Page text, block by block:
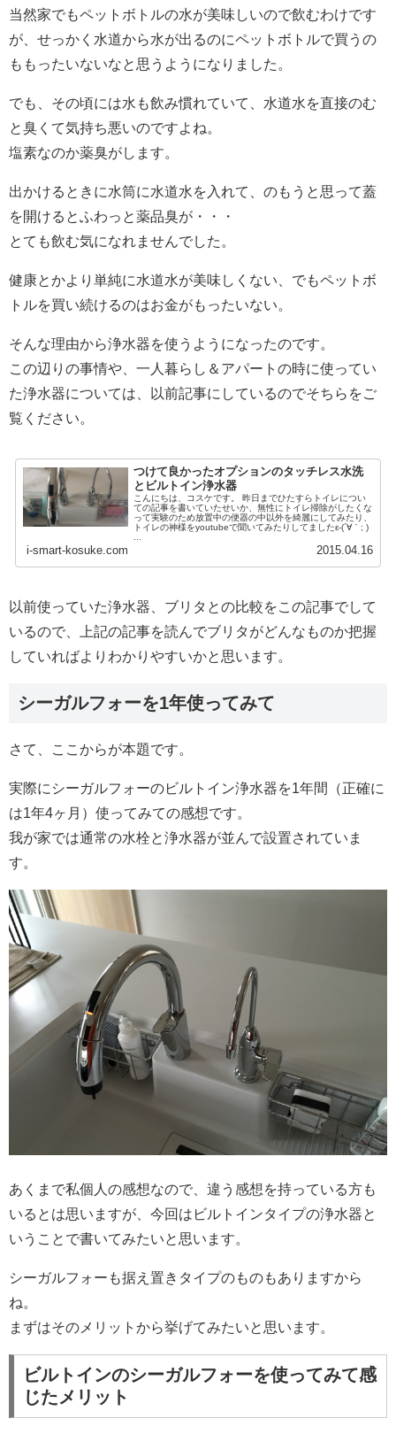
当然家でもペットボトルの水が美味しいので飲むわけです
が、せっかく水道から水が出るのにペットボトルで買うの
ももったいないなと思うようになりました。
でも、その頃には水も飲み慣れていて、水道水を直接のむ
と臭くて気持ち悪いのですよね。
塩素なのか薬臭がします。
出かけるときに水筒に水道水を入れて、のもうと思って蓋
を開けるとふわっと薬品臭が・・・
とても飲む気になれませんでした。
健康とかより単純に水道水が美味しくない、でもペットボ
トルを買い続けるのはお金がもったいない。
そんな理由から浄水器を使うようになったのです。
この辺りの事情や、一人暮らし＆アパートの時に使ってい
た浄水器については、以前記事にしているのでそちらをご
覧ください。
つけて良かったオプションのタッチレス水洗
とビルトイン浄水器
こんにちは、コスケです。 昨日までひたすらトイレについ
ての記事を書いていたせいか、無性にトイレ掃除がしたくな
って実験のため放置中の便器の中以外を綺麗にしてみたり、
トイレの神様をyoutubeで聞いてみたりしてましたε-(´∀｀; )
i-smart-kosuke.com 2015.04.16
以前使っていた浄水器、ブリタとの比較をこの記事でして
いるので、上記の記事を読んでブリタがどんなものか把握
していればよりわかりやすいかと思います。
シーガルフォーを1年使ってみて
さて、ここからが本題です。
実際にシーガルフォーのビルトイン浄水器を1年間（正確に
は1年4ヶ月）使ってみての感想です。
我が家では通常の水栓と浄水器が並んで設置されていま
す。
あくまで私個人の感想なので、違う感想を持っている方も
いるとは思いますが、今回はビルトインタイプの浄水器と
いうことで書いてみたいと思います。
シーガルフォーも据え置きタイプのものもありますから
ね。
まずはそのメリットから挙げてみたいと思います。
ビルトインのシーガルフォーを使ってみて感
じたメリット